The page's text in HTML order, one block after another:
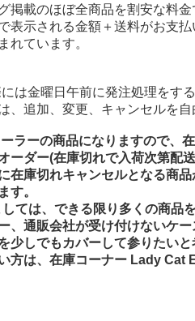
掲載のほぼ全商品を割安な料
表示される金額＋送料がお支
れています。
は金曜日午前に発注処理をす
、追加、変更、キャンセルを
ラーの商品になりますので、
ーダー(在庫切れで入荷次第配
在庫切れキャンセルとなる商
す。
ては、できる限り多くの商品
、通販会社が受け付けないケ
少しでもカバーして参りたい
方は、在庫コーナー Lady Cat